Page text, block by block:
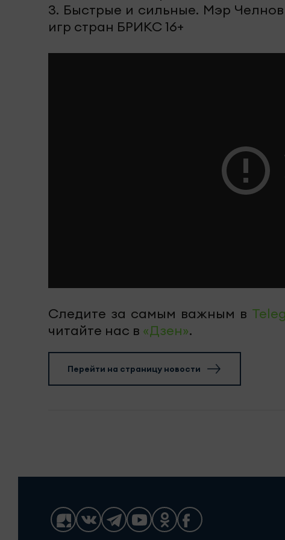
3. Быстрые и сильные. Мэр
игр стран БРИКС 16+
Следите за самым важным в
читайте нас в «Дзен».
Перейти на страницу новости